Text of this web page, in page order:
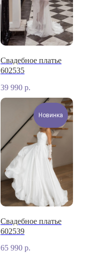
Свадебное платье
602535
39 990 р.
Новинка
Свадебное платье
602539
65 990 р.